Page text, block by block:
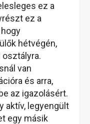
ez a
ez a
hétvégén,
van
és arra,
az igazolásért.
aktív, legyengült
egy másik